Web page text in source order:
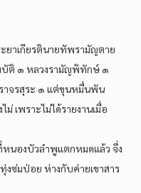
ยาเกียรตินายทัพรามัญตาย
ติ ๑ หลวงรามัญพิทักษ์ ๑
าจรสุระ ๑ แต่ขุนหมื่นพัน
เพราะไม่ได้รายงานเมื่อ
นองบัวลำพูแตกหมดแล้ว จึ่ง
งซ่มป่อย ห่างกับค่ายเขาสาร